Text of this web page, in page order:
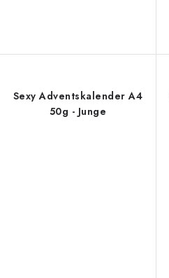
Sexy Adventskalender A4
50g - Junge